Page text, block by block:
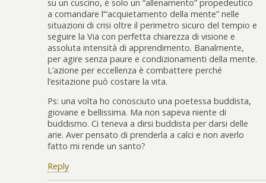
su un cuscino, è solo un “allenamento” propedeutico
a comandare l’“acquietamento della mente” nelle
situazioni di crisi oltre il perimetro sicuro del tempio e
seguire la Via con perfetta chiarezza di visione e
assoluta intensità di apprendimento. Banalmente,
per agire senza paure e condizionamenti della mente.
L’azione per eccellenza è combattere perché
l’esitazione può costare la vita.
Ps: una volta ho conosciuto una poetessa buddista,
giovane e bellissima. Ma non sapeva niente di
buddismo. Ci teneva a dirsi buddista per darsi delle
arie. Aver pensato di prenderla a calci e non averlo
fatto mi rende un santo?
Reply